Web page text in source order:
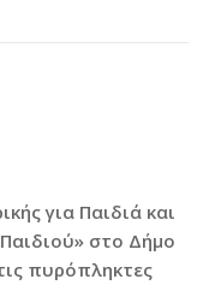
για Παιδιά και
στο Δήμο
πυρόπληκτες